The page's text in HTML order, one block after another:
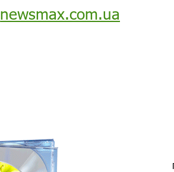
newsmax.com.ua